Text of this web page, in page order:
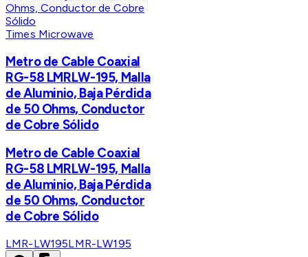
Times Microwave
Metro de Cable Coaxial
RG-58 LMRLW-195, Malla
de Aluminio, Baja Pérdida
de 50 Ohms, Conductor
de Cobre Sólido
Metro de Cable Coaxial
RG-58 LMRLW-195, Malla
de Aluminio, Baja Pérdida
de 50 Ohms, Conductor
de Cobre Sólido
LMR-LW195LMR-LW195